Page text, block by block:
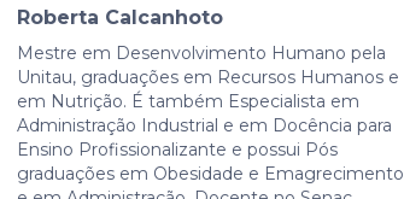
Roberta Calcanhoto
Mestre em Desenvolvimento Humano pela
Unitau, graduações em Recursos Humanos e
em Nutrição. É também Especialista em
Administração Industrial e em Docência para
Ensino Profissionalizante e possui Pós
graduações em Obesidade e Emagrecimento